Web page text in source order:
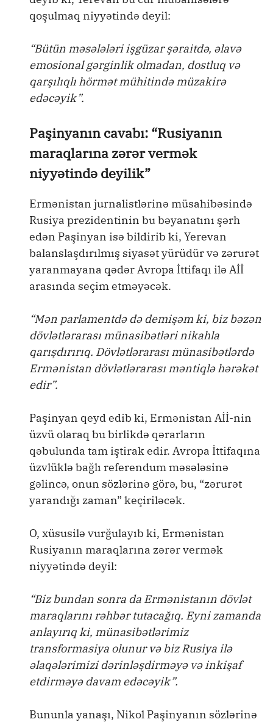
qoşulmaq niyyətində deyil:
“Bütün məsələləri işgüzar şəraitdə, əlavə
emosional gərginlik olmadan, dostluq və
qarşılıqlı hörmət mühitində müzakirə
edəcəyik”.
Paşinyanın cavabı: “Rusiyanın
maraqlarına zərər vermək
niyyətində deyilik”
Ermənistan jurnalistlərinə müsahibəsində
Rusiya prezidentinin bu bəyanatını şərh
edən Paşinyan isə bildirib ki, Yerevan
balanslaşdırılmış siyasət yürüdür və zərurət
yaranmayana qədər Avropa İttifaqı ilə Aİİ
arasında seçim etməyəcək.
“Mən parlamentdə də demişəm ki, biz bəzən
dövlətlərarası münasibətləri nikahla
qarışdırırıq. Dövlətlərarası münasibətlərdə
Ermənistan dövlətlərarası məntiqlə hərəkət
edir”.
Paşinyan qeyd edib ki, Ermənistan Aİİ-nin
üzvü olaraq bu birlikdə qərarların
qəbulunda tam iştirak edir. Avropa İttifaqına
üzvlüklə bağlı referendum məsələsinə
gəlincə, onun sözlərinə görə, bu, “zərurət
yarandığı zaman” keçiriləcək.
O, xüsusilə vurğulayıb ki, Ermənistan
Rusiyanın maraqlarına zərər vermək
niyyətində deyil:
“Biz bundan sonra da Ermənistanın dövlət
maraqlarını rəhbər tutacağıq. Eyni zamanda
anlayırıq ki, münasibətlərimiz
transformasiya olunur və biz Rusiya ilə
əlaqələrimizi dərinləşdirməyə və inkişaf
etdirməyə davam edəcəyik”.
Bununla yanaşı, Nikol Paşinyanın sözlərinə